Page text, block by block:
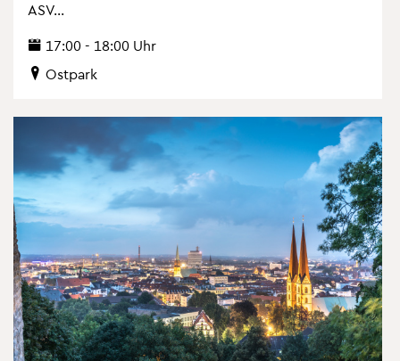
ASV...
17:00 - 18:00 Uhr
Ost­park